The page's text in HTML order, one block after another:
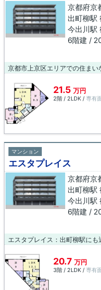
京都府京
出町柳駅
今出川駅
6階建 /
21.5 万円
2階 / 2LDK / 専有
マンション
エスタプレイス
京都府京
出町柳駅
今出川駅
6階建 /
20.7 万円
3階 / 2LDK / 専有